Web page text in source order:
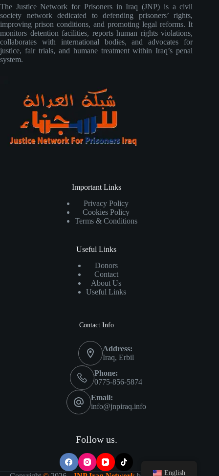
The Justice Network for Prisoners in Iraq (JNP) is a civil
society network dedicated to defending prisoners’ rights,
improving prison conditions, and promoting legal reforms. It
monitors detention facilities, reports human rights violations,
collaborates with international bodies, and advocates for
justice, fair trials, and humane treatment within Iraq’s penal
system.
Important Links
Privacy Policy
Cookies Policy
Terms & Conditions
Useful Links
Donors
Contact
About Us
Useful Links
Contact Info
Address:
Iraq, Erbil
Phone:
0775-856-5874
Email:
info@jnpiraq.info
Follow us.
English